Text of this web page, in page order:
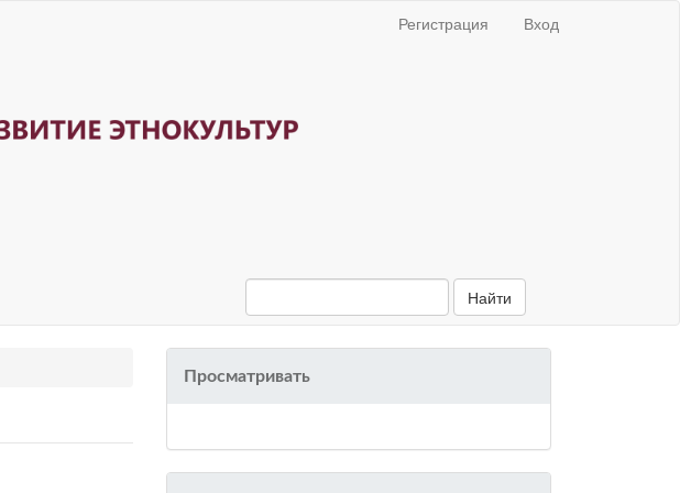
Регистрация Вход
Найти
Просматривать